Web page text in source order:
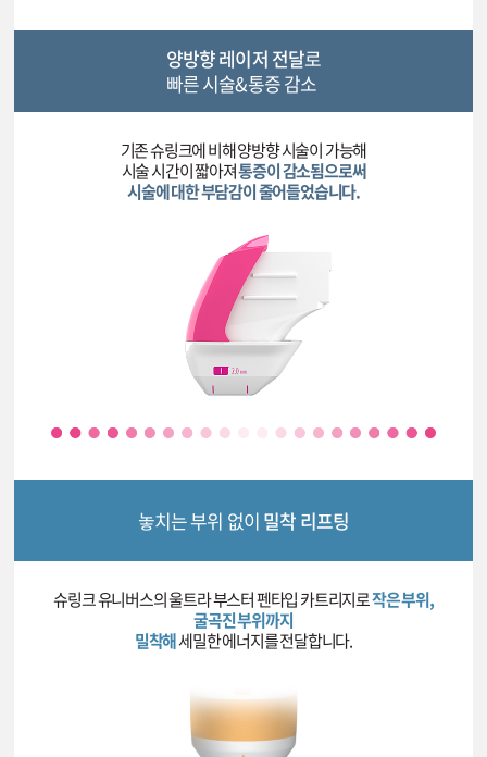
양방향 레이저 전달로
빠른 시술&통증 감소
기존 슈링크에 비해 양방향 시술이 가능해
시술 시간이 짧아져통증이 감소됨으로써
시술에 대한 부담감이 줄어들었습니다.
놓치는 부위 없이 밀착 리프팅
슈링크 유니버스의 울트라 부스터 펜타입 카트리지로작은 부위,
굴곡진 부위까지
밀착해세밀한 에너지를 전달합니다.